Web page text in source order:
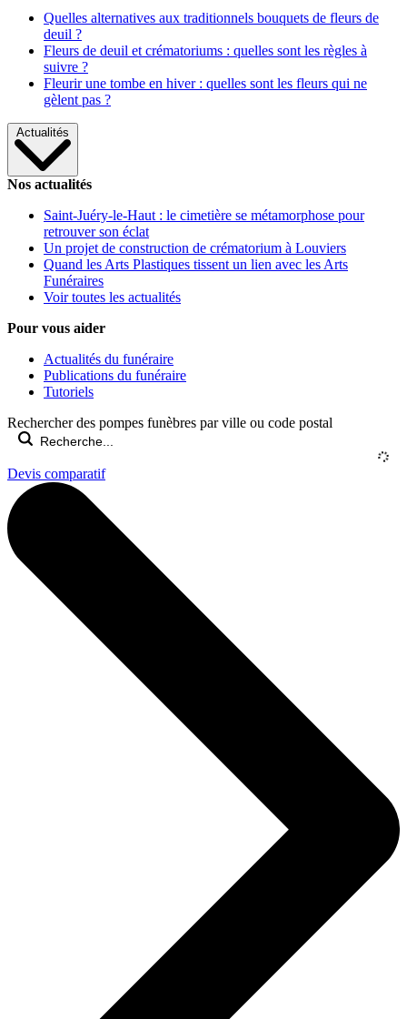
Quelles alternatives aux traditionnels bouquets de fleurs de
deuil ?
Fleurs de deuil et crématoriums : quelles sont les règles à
suivre ?
Fleurir une tombe en hiver : quelles sont les fleurs qui ne
gèlent pas ?
Actualités
Nos actualités
Saint-Juéry-le-Haut : le cimetière se métamorphose pour
retrouver son éclat
Un projet de construction de crématorium à Louviers
Quand les Arts Plastiques tissent un lien avec les Arts
Funéraires
Voir toutes les actualités
Pour vous aider
Actualités du funéraire
Publications du funéraire
Tutoriels
Rechercher des pompes funèbres par ville ou code postal
Devis comparatif